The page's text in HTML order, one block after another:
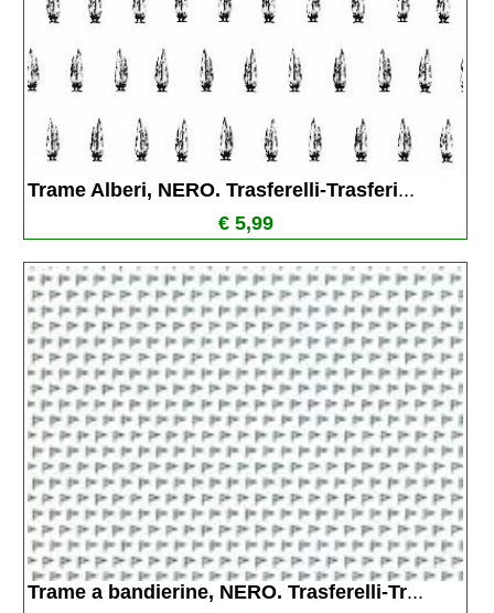
Trame Alberi, NERO. Trasferelli-Trasferi...
€ 5,99
Trame a bandierine, NERO. Trasferelli-Tr...